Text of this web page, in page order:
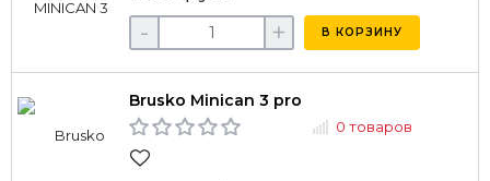
- + В КОРЗИНУ
Brusko Minican 3 pro
0 товаров